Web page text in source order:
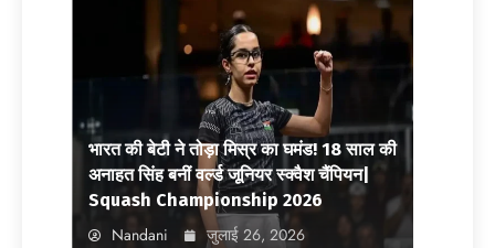
भारत की बेटी ने तोड़ा मिस्र का घमंड! 18 साल की
अनाहत सिंह बनीं वर्ल्ड जूनियर स्क्वैश चैंपियन|
Squash Championship 2026
Nandani जुलाई 26, 2026